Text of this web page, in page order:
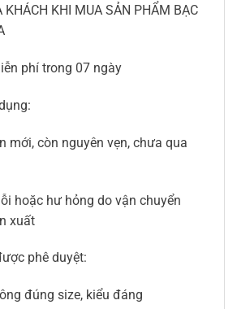
KHÁCH KHI MUA SẢN PHẨM BẠC
phí trong 07 ngày
mới, còn nguyên vẹn, chưa qua
hoặc hư hỏng do vận chuyển
xuất
phê duyệt:
đúng size, kiểu đáng